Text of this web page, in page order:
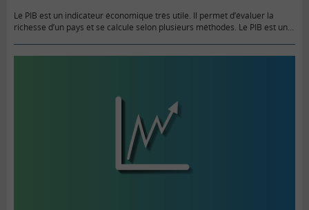
Le PIB est un indicateur économique très utile. Il permet d’évaluer la
richesse d’un pays et se calcule selon plusieurs méthodes. Le PIB est une